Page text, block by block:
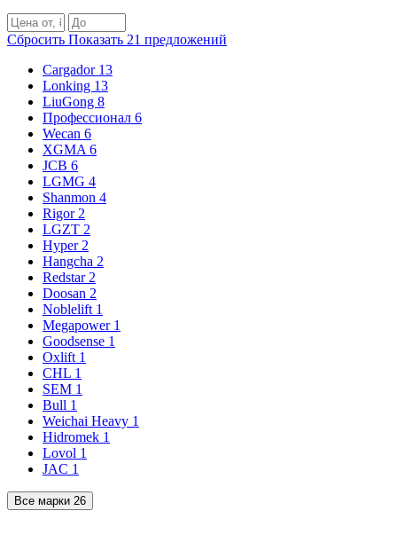
Сбросить Показать 21 предложений
Cargador 13
Lonking 13
LiuGong 8
Профессионал 6
Wecan 6
XGMA 6
JCB 6
LGMG 4
Shanmon 4
Rigor 2
LGZT 2
Hyper 2
Hangcha 2
Redstar 2
Doosan 2
Noblelift 1
Megapower 1
Goodsense 1
Oxlift 1
CHL 1
SEM 1
Bull 1
Weichai Heavy 1
Hidromek 1
Lovol 1
JAC 1
Все марки 26